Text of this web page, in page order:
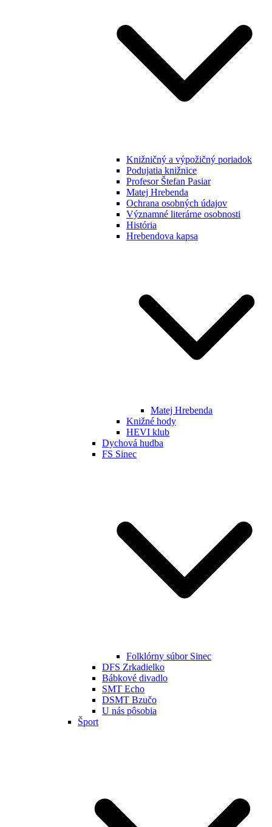
Knižničný a výpožičný poriadok
Podujatia knižnice
Profesor Štefan Pasiar
Matej Hrebenda
Ochrana osobných údajov
Významné literárne osobnosti
História
Hrebendova kapsa
Matej Hrebenda
Knižné hody
HEVI klub
Dychová hudba
FS Sinec
Folklórny súbor Sinec
DFS Zrkadielko
Bábkové divadlo
SMT Echo
DSMT Bzučo
U nás pôsobia
Šport